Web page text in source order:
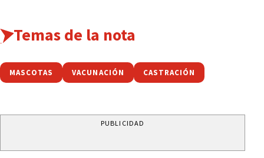
Temas de la nota
MASCOTAS VACUNACIÓN CASTRACIÓN
PUBLICIDAD